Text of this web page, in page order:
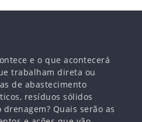
e o que acontecerá
trabalham direta ou
de abastecimento
resíduos sólidos
Quais serão as